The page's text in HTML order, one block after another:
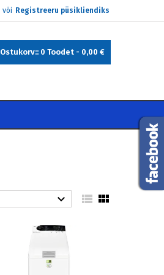
või Registreeru püsikliendiks
Ostukorv: 0 Toodet - 0,00 €
  